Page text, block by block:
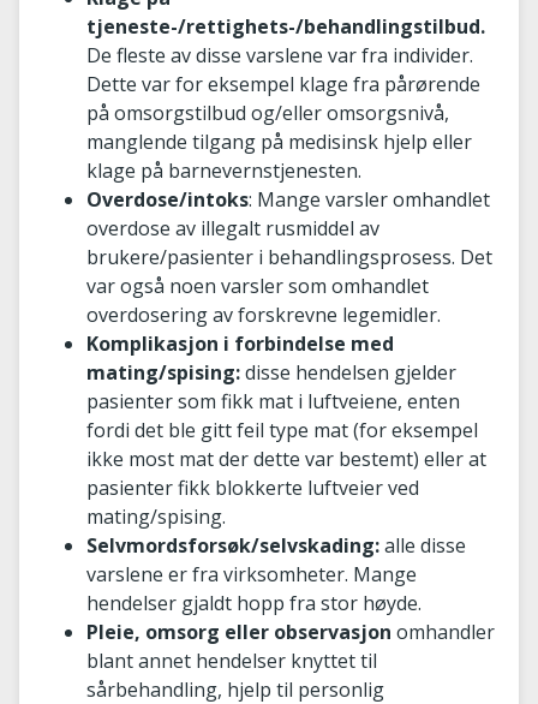
tjeneste-/rettighets-/behandlingstilbud.
De fleste av disse varslene var fra individer.
Dette var for eksempel klage fra pårørende
på omsorgstilbud og/eller omsorgsnivå,
manglende tilgang på medisinsk hjelp eller
klage på barnevernstjenesten.
Overdose/intoks: Mange varsler omhandlet
overdose av illegalt rusmiddel av
brukere/pasienter i behandlingsprosess. Det
var også noen varsler som omhandlet
overdosering av forskrevne legemidler.
Komplikasjon i forbindelse med
mating/spising:disse hendelsen gjelder
pasienter som fikk mat i luftveiene, enten
fordi det ble gitt feil type mat (for eksempel
ikke most mat der dette var bestemt) eller at
pasienter fikk blokkerte luftveier ved
mating/spising.
Selvmordsforsøk/selvskading:alle disse
varslene er fra virksomheter. Mange
hendelser gjaldt hopp fra stor høyde.
Pleie, omsorg eller observasjon omhandler
blant annet hendelser knyttet til
sårbehandling, hjelp til personlig